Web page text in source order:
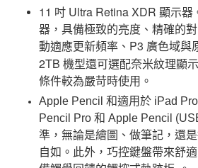
11 吋 Ultra Retina XDR 顯示器
器，具備極致的亮度、精確的
動適應更新頻率、P3 廣色域與
2TB 機型還可選配奈米紋理顯
條件較為嚴苛時使用。
Apple Pencil 和適用於 iPad
Pencil Pro 和 Apple Pencil
準，無論是繪圖、做筆記，還
自如。此外，巧控鍵盤帶來舒